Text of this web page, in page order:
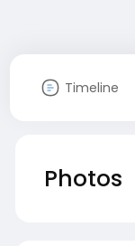
Timeline
Photos